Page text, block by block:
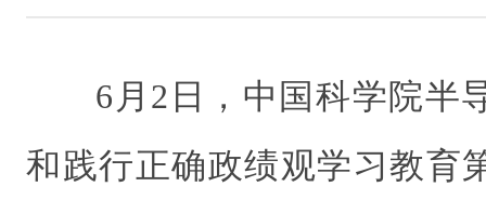
6月2日，中国科学院半
和践行正确政绩观学习教育